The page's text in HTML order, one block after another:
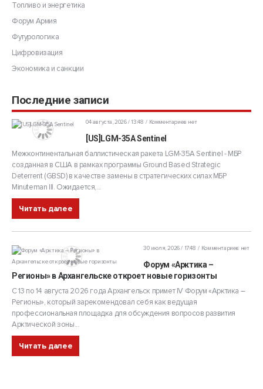
Топливо и энергетика
Форум Армия
Футурологика
Цифровизация
Экономика и санкции
Последние записи
04 августа, 2026 / 13:48 Комментариев нет
[US]LGM-35A Sentinel
Межконтинентальная баллистическая ракета LGM-35A Sentinel - МБР
созданная в США в рамках программы Ground Based Strategic
Deterrent (GBSD) в качестве замены в стратегических силах МБР
Minuteman III. Ожидается,...
Читать далее
30 июля, 2026 / 17:48 Комментариев нет
Форум «Арктика –
Регионы» в Архангельске откроет новые горизонты
С 13 по 14 августа 2026 года Архангельск примет IV Форум «Арктика –
Регионы», который зарекомендовал себя как ведущая
профессиональная площадка для обсуждения вопросов развития
Арктической зоны...
Читать далее